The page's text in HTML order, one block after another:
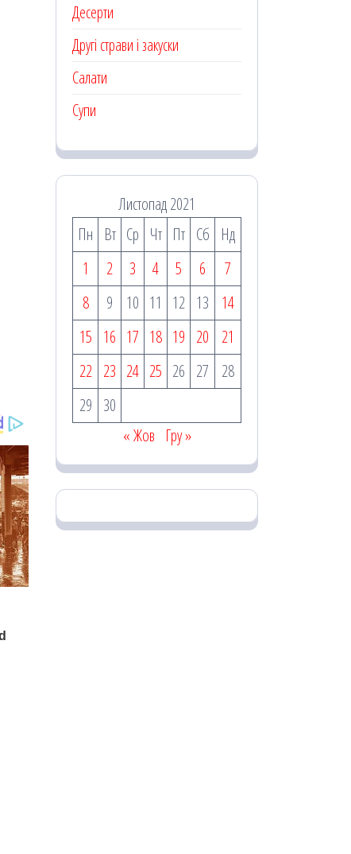
Десерти
Другі страви і закуски
Салати
Супи
Листопад 2021
Пн
Вт Ср Чт Пт Сб
Нд
1
2 3 4 5 6
7
8
9 10 11 12 13
14
15 16 17 18 19 20
21
22 23 24 25 26 27
28
29 30
« Жов Гру »